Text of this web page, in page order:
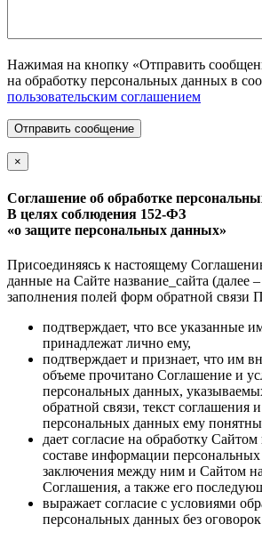
Нажимая на кнопку «Отправить
на обработку персональных данных в
пользовательским соглашением
Отправить сообщение
×
Соглашение об обработке
В целях соблюдения 152-ФЗ
«о защите персональных данных»
Присоединяясь к настоящему
данные на Сайте название_сайта (далее
заполнения полей форм обратной связи
подтверждает, что все указанные
принадлежат лично ему,
подтверждает и признает, что им
объеме прочитано Соглашение и
персональных данных,
обратной связи, текст соглашения
персональных данных ему
дает согласие на обработку
составе информации
заключения между ним и Сайтом
Соглашения, а также его
выражает согласие с условиями
персональных данных без